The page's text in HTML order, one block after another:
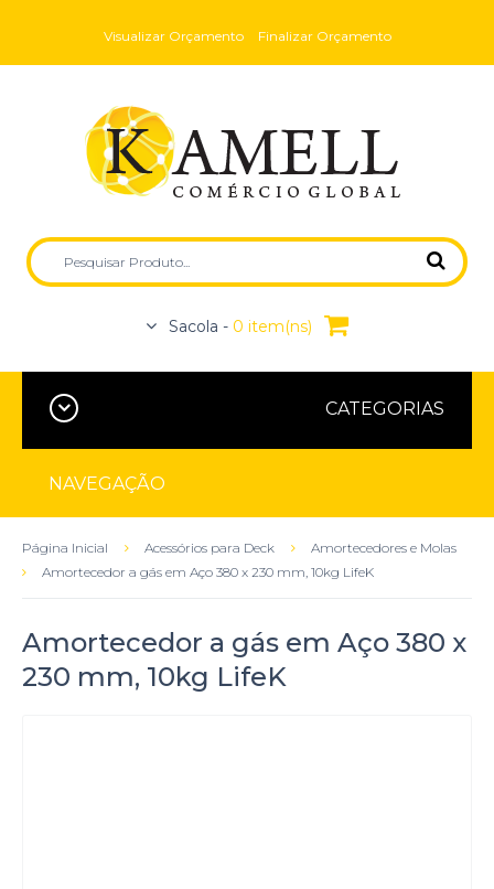
Visualizar Orçamento Finalizar Orçamento
Sacola - 0 item(ns)
CATEGORIAS
NAVEGAÇÃO
Página Inicial Acessórios para Deck
Amortecedores e Molas
Amortecedor a gás em Aço 380 x 230 mm, 10kg LifeK
Amortecedor a gás em Aço 380 x
230 mm, 10kg LifeK